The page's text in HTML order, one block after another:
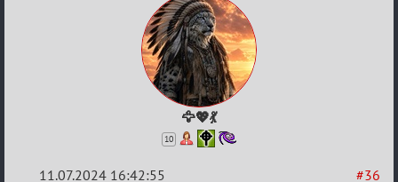
🦅💖💃
10
#36
11.07.2024 16:42:55